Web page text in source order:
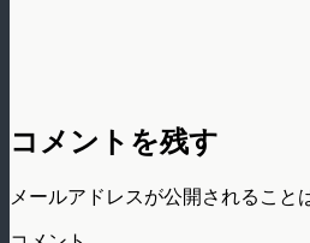
コメントを残す
メールアドレスが公開されること